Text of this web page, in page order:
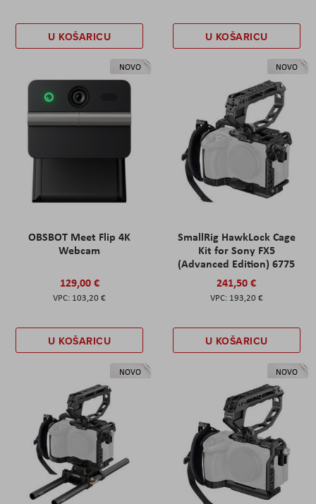
U KOŠARICU U KOŠARICU
NOVO
OBSBOT Meet Flip 4K
Webcam
129,00 €
103,20 €
U KOŠARICU
NOVO
SmallRig HawkLock Cage
Kit for Sony FX5
(Advanced Edition) 6775
241,50 €
193,20 €
U KOŠARICU
NOVO NOVO